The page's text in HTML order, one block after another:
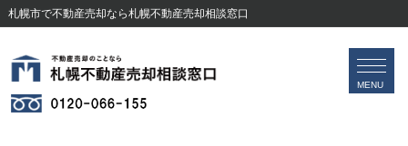
札幌市で不動産売却なら札幌不動産売却相談窓口
MENU
無料査定フォーム